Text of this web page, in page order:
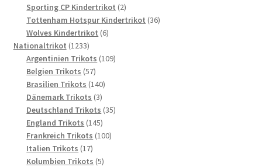
Sporting CP Kindertrikot 22
Produkte
Tottenham Hotspur Kindertrikot 3636
Wolves Kindertrikot 66
Nationaltrikot 12331233
Produkte
Argentinien Trikots 109109
Belgien Trikots 5757
Produkte
Brasilien Trikots 140140
Dänemark Trikots 33
Produkte
Deutschland Trikots 3535
England Trikots 145145
Produkte
Frankreich Trikots 100100
Italien Trikots 1717
Produkte
Kolumbien Trikots 55